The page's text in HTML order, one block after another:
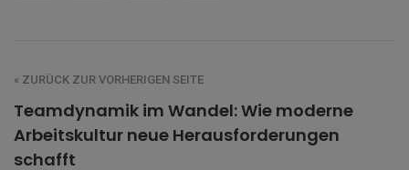
« ZURÜCK ZUR VORHERIGEN SEITE
Teamdynamik im Wandel: Wie moderne
Arbeitskultur neue Herausforderungen
schafft